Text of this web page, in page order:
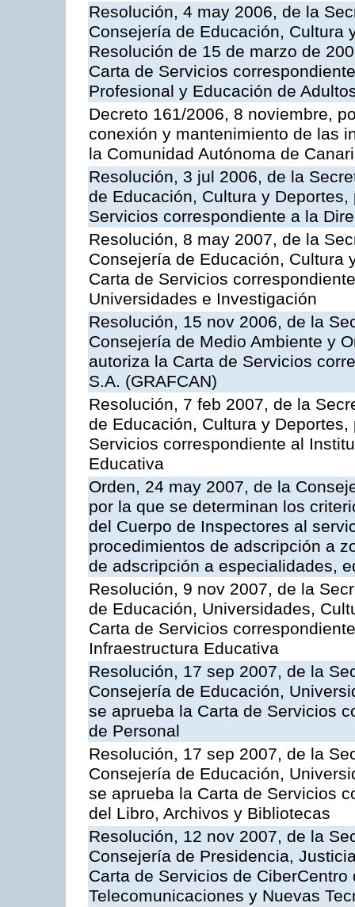
Resolución, 4 may 2006, de la
Consejería de Educación, Cultura
Resolución de 15 de marzo de
Carta de Servicios
Profesional y Educación de
Decreto 161/2006, 8 noviembre,
conexión y mantenimiento de las
la Comunidad Autónoma de
Resolución, 3 jul 2006, de la
de Educación, Cultura y
Servicios correspondiente a la
Resolución, 8 may 2007, de la
Consejería de Educación, Cultura
Carta de Servicios
Universidades e Investigación
Resolución, 15 nov 2006, de la
Consejería de Medio Ambiente y
autoriza la Carta de Servicios
S.A. (GRAFCAN)
Resolución, 7 feb 2007, de la
de Educación, Cultura y
Servicios correspondiente al
Educativa
Orden, 24 may 2007, de la
por la que se determinan los
del Cuerpo de Inspectores al
procedimientos de adscripción a
de adscripción a especialidades,
Resolución, 9 nov 2007, de la
de Educación, Universidades,
Carta de Servicios
Infraestructura Educativa
Resolución, 17 sep 2007, de la
Consejería de Educación,
se aprueba la Carta de Servicios
de Personal
Resolución, 17 sep 2007, de la
Consejería de Educación,
se aprueba la Carta de Servicios
del Libro, Archivos y Bibliotecas
Resolución, 12 nov 2007, de la
Consejería de Presidencia,
Carta de Servicios de
Telecomunicaciones y Nuevas